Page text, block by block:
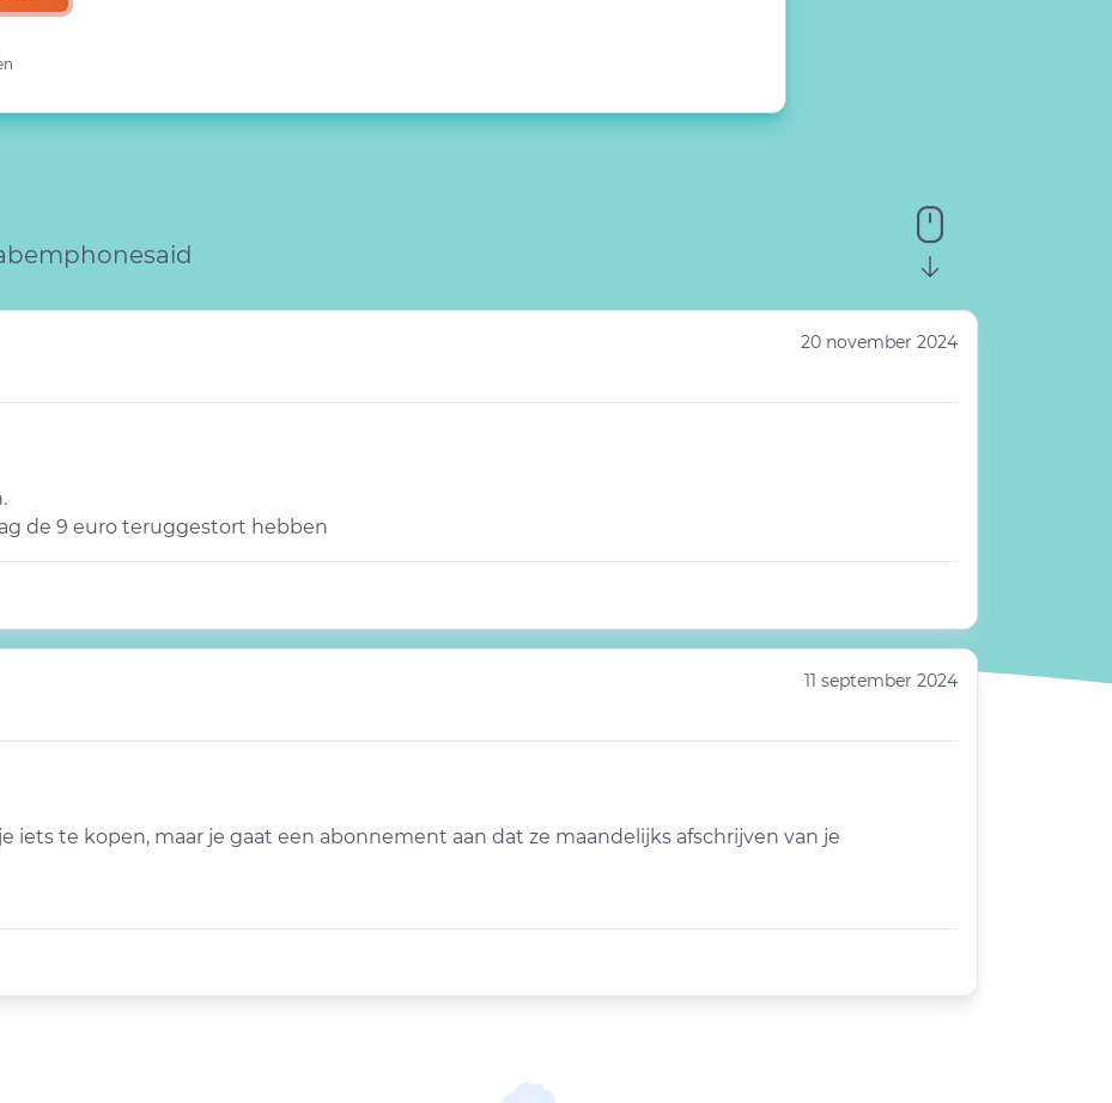
20 november 2024
de 9 euro teruggestort hebben
11 september 2024
iets te kopen, maar je gaat een abonnement aan dat ze maandelijks afschrijven van je